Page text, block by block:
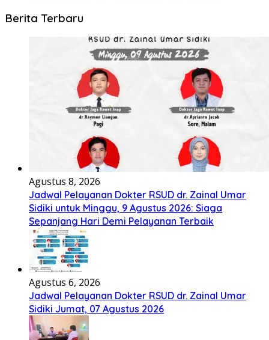
Berita Terbaru
Agustus 8, 2026
Jadwal Pelayanan Dokter RSUD dr. Zainal Umar
Sidiki untuk Minggu, 9 Agustus 2026: Siaga
Sepanjang Hari Demi Pelayanan Terbaik
Agustus 6, 2026
Jadwal Pelayanan Dokter RSUD dr. Zainal Umar
Sidiki Jumat, 07 Agustus 2026